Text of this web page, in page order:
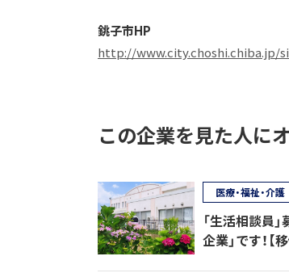
銚子市HP
http://www.city.choshi.chiba.jp/
この企業を見た人に
「生活相談員
企業」です！【
医療・福祉・介護